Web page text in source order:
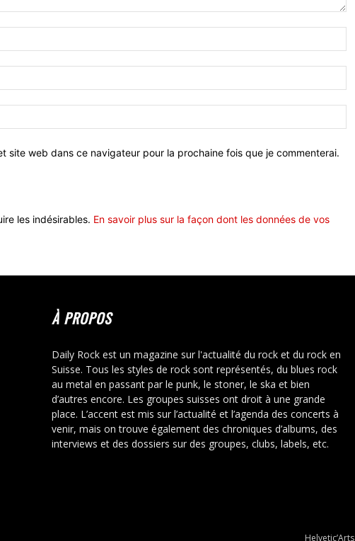
site web dans ce navigateur pour la prochaine fois que je commenterai.
les indésirables. En savoir plus sur la façon dont les données de vos
À PROPOS
Daily Rock est un magazine sur l'actualité du rock et du rock en
Suisse. Tous les styles de rock sont représentés, du blues rock
au metal en passant par le punk, le stoner, le ska et bien
d’autres encore. Les groupes suisses ont droit à une grande
place. L’accent est mis sur l’actualité et l’agenda des concerts à
venir, mais on trouve également des chroniques d’albums, des
interviews et des dossiers sur des groupes, clubs, labels, etc.
Helvetic’Arts